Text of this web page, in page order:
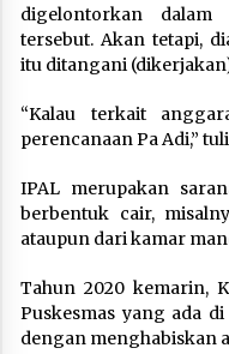
digelontorkan dalam
tersebut. Akan tetapi,
itu ditangani
“Kalau terkait
perencanaan Pa Adi,”
IPAL merupakan
berbentuk cair,
ataupun dari kamar
Tahun 2020 kemarin,
Puskesmas yang ada
dengan menghabiskan